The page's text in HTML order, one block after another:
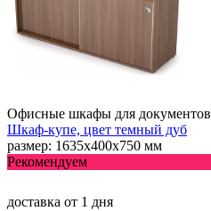
Офисные шкафы для документов
Шкаф-купе, цвет темный дуб
размер: 1635х400х750 мм
Рекомендуем
доставка от 1 дня